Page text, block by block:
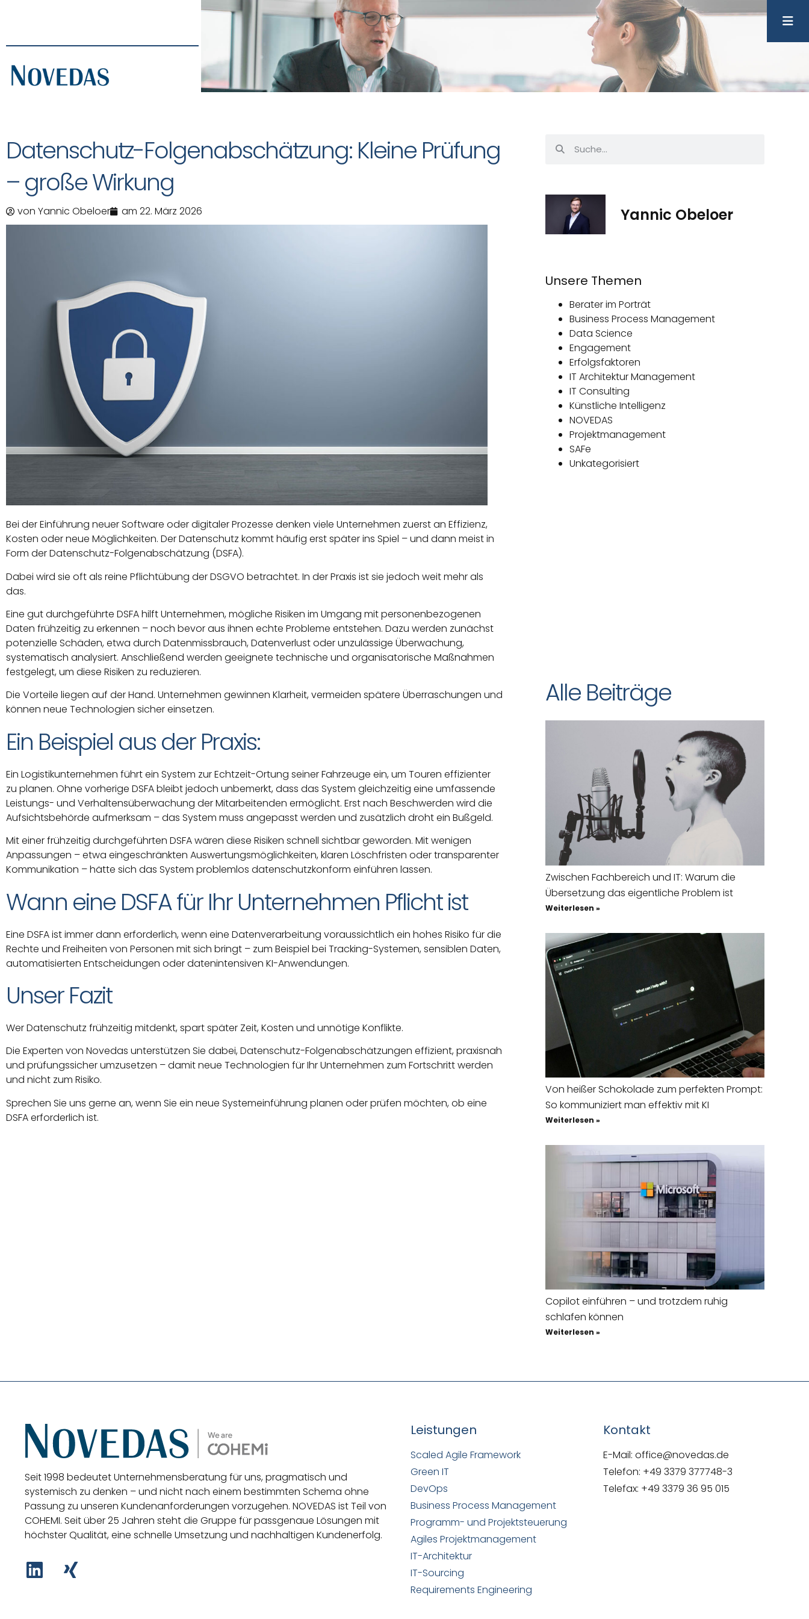
Datenschutz-Folgenabschätzung: Kleine Prüfung
– große Wirkung
von Yannic Obeloer am 22. März 2026
Bei der Einführung neuer Software oder digitaler Prozesse denken viele Unternehmen zuerst an Effizienz,
Kosten oder neue Möglichkeiten. DerDatenschutz kommt häufig erst später ins Spiel – und dann meist in
Form der Datenschutz-Folgenabschätzung (DSFA).
Dabei wird sie oft als reine Pflichtübung der DSGVO betrachtet. In der Praxis ist sie jedoch weit mehr als
das.
Eine gut durchgeführte DSFA hilft Unternehmen, mögliche Risiken im Umgang mit personenbezogenen
Daten frühzeitig zu erkennen – noch bevor aus ihnen echte Probleme entstehen. Dazu werden zunächst
potenzielle Schäden, etwa durch Datenmissbrauch, Datenverlust oder unzulässige Überwachung,
systematisch analysiert. Anschließend werden geeignete technische und organisatorische Maßnahmen
festgelegt, um diese Risiken zu reduzieren.
Die Vorteile liegen auf der Hand. Unternehmen gewinnen Klarheit, vermeiden spätere Überraschungen und
können neue Technologien sicher einsetzen.
Ein Beispiel aus der Praxis:
Ein Logistikunternehmen führt ein System zur Echtzeit-Ortung seiner Fahrzeuge ein, um Touren effizienter
zu planen. Ohne vorherige DSFA bleibt jedoch unbemerkt, dass das System gleichzeitig eine umfassende
Leistungs- und Verhaltensüberwachung der Mitarbeitenden ermöglicht. Erst nach Beschwerden wird die
Aufsichtsbehörde aufmerksam – das System muss angepasst werden und zusätzlich droht ein Bußgeld.
Mit einer frühzeitig durchgeführten DSFA wären diese Risiken schnell sichtbar geworden. Mit wenigen
Anpassungen – etwa eingeschränkten Auswertungsmöglichkeiten, klaren Löschfristen oder transparenter
Kommunikation – hätte sich das System problemlos datenschutzkonform einführen lassen.
Wann eine DSFA für Ihr Unternehmen Pflicht ist
Eine DSFA ist immer dann erforderlich, wenn eine Datenverarbeitung voraussichtlich ein hohes Risiko für die
Rechte und Freiheiten von Personen mit sich bringt – zum Beispiel bei Tracking-Systemen, sensiblen Daten,
automatisierten Entscheidungen oder datenintensiven KI-Anwendungen.
Unser Fazit
Wer Datenschutz frühzeitig mitdenkt, spart später Zeit, Kosten und unnötige Konflikte.
Die Experten von Novedas unterstützen Sie dabei, Datenschutz-Folgenabschätzungen effizient, praxisnah
und prüfungssicher umzusetzen – damit neue Technologien für Ihr Unternehmen zum Fortschritt werden
und nicht zum Risiko.
Sprechen Sie uns gerne an, wenn Sie ein neue Systemeinführung planen oder prüfen möchten, ob eine
DSFA erforderlich ist.
Yannic Obeloer
Unsere Themen
Berater im Porträt
Business Process Management
Data Science
Engagement
Erfolgsfaktoren
IT Architektur Management
IT Consulting
Künstliche Intelligenz
NOVEDAS
Projektmanagement
SAFe
Unkategorisiert
Alle Beiträge
Zwischen Fachbereich und IT: Warum die
Übersetzung das eigentliche Problem ist
Weiterlesen »
Von heißer Schokolade zum perfekten Prompt:
So kommuniziert man effektiv mit KI
Weiterlesen »
Copilot einführen – und trotzdem ruhig
schlafen können
Weiterlesen »
Seit 1998 bedeutet Unternehmensberatung für uns, pragmatisch und
systemisch zu denken – und nicht nach einem bestimmten Schema ohne
Passung zu unseren Kundenanforderungen vorzugehen. NOVEDAS ist Teil von
COHEMI. Seit über 25 Jahren steht die Gruppe für passgenaue Lösungen mit
höchster Qualität, eine schnelle Umsetzung und nachhaltigen Kundenerfolg.
Leistungen
Scaled Agile Framework
Green IT
DevOps
Business Process Management
Programm- und Projektsteuerung
Agiles Projektmanagement
IT-Architektur
IT-Sourcing
Requirements Engineering
Kontakt
E-Mail: office@novedas.de
Telefon: +49 3379 377748-3
Telefax: +49 3379 36 95 015